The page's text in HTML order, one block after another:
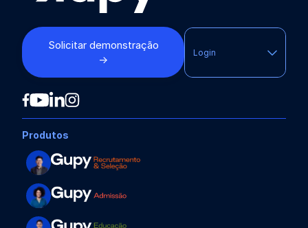
Solicitar demonstração
→
Login
Produtos